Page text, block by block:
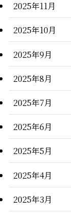
2025年11月
2025年10月
2025年9月
2025年8月
2025年7月
2025年6月
2025年5月
2025年4月
2025年3月